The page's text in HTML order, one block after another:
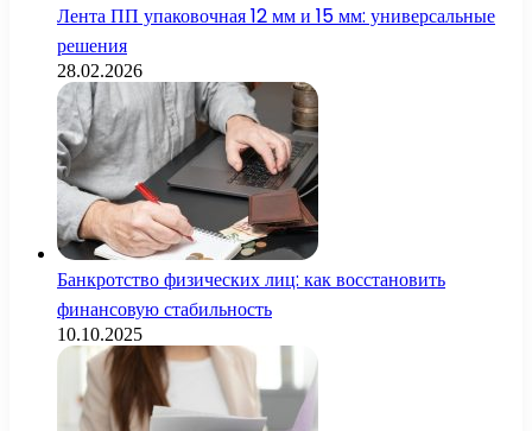
Лента ПП упаковочная 12 мм и 15 мм: универсальные
решения
28.02.2026
Банкротство физических лиц: как восстановить
финансовую стабильность
10.10.2025